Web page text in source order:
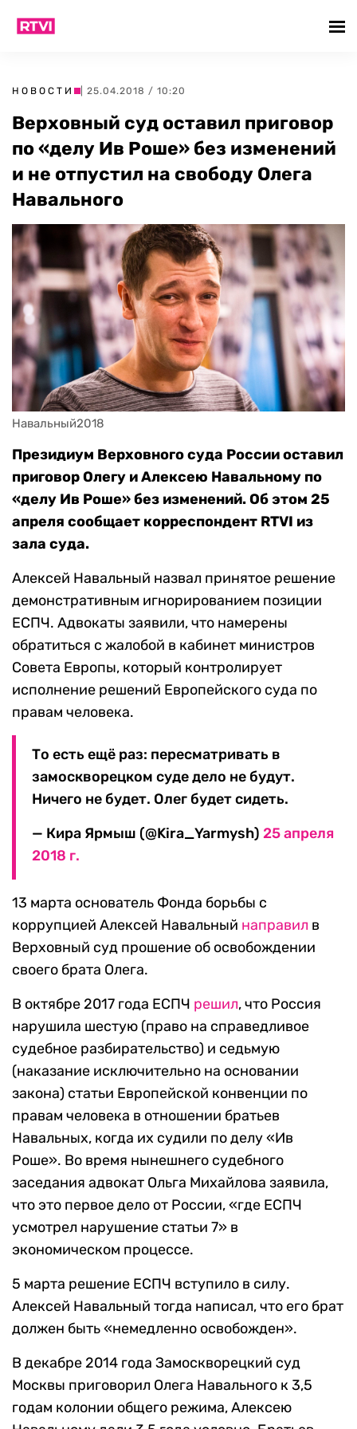
НОВОСТИ | 25.04.2018 / 10:20
Верховный суд оставил приговор
по «делу Ив Роше» без изменений
и не отпустил на свободу Олега
Навального
Навальный2018
Президиум Верховного суда России оставил
приговор Олегу и Алексею Навальному по
«делу Ив Роше» без изменений. Об этом 25
апреля сообщает корреспондент RTVI из
зала суда.
Алексей Навальный назвал принятое решение
демонстративным игнорированием позиции
ЕСПЧ. Адвокаты заявили, что намерены
обратиться с жалобой в кабинет министров
Совета Европы, который контролирует
исполнение решений Европейского суда по
правам человека.
То есть ещё раз: пересматривать в
замоскворецком суде дело не будут.
Ничего не будет. Олег будет сидеть.
— Кира Ярмыш (@Kira_Yarmysh) 25 апреля
2018 г.
13 марта основатель Фонда борьбы с
коррупцией Алексей Навальный направил в
Верховный суд прошение об освобождении
своего брата Олега.
В октябре 2017 года ЕСПЧ решил, что Россия
нарушила шестую (право на справедливое
судебное разбирательство) и седьмую
(наказание исключительно на основании
закона) статьи Европейской конвенции по
правам человека в отношении братьев
Навальных, когда их судили по делу «Ив
Роше». Во время нынешнего судебного
заседания адвокат Ольга Михайлова заявила,
что это первое дело от России, «где ЕСПЧ
усмотрел нарушение статьи 7» в
экономическом процессе.
5 марта решение ЕСПЧ вступило в силу.
Алексей Навальный тогда написал, что его брат
должен быть «немедленно освобожден».
В декабре 2014 года Замоскворецкий суд
Москвы приговорил Олега Навального к 3,5
годам колонии общего режима, Алексею